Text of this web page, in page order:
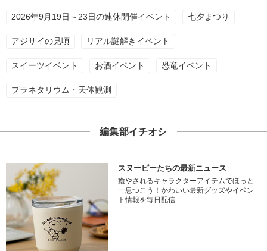
2026年9月19日～23日の連休開催イベント 七夕まつり
アジサイの見頃 リアル謎解きイベント
スイーツイベント お酒イベント 恐竜イベント
プラネタリウム・天体観測
編集部イチオシ
スヌーピーたちの最新ニュース
癒やされるキャラクターアイテムでほっと
一息つこう！かわいい最新グッズやイベン
ト情報を毎日配信